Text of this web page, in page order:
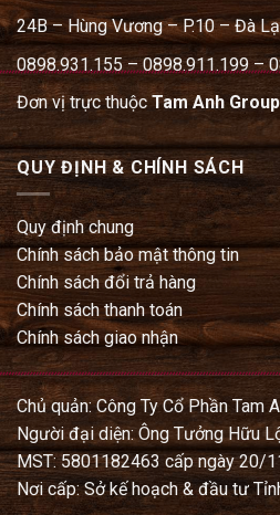
24B – Hùng Vương – P.10 – Đà
0898.931.155 – 0898.911.199 –
Đơn vị trực thuộcTam Anh Group
QUY ĐỊNH & CHÍNH SÁCH
Quy định chung
Chính sách bảo mật thông tin
Chính sách đổi trả hàng
Chính sách thanh toán
Chính sách giao nhận
Chủ quản: Công Ty Cổ Phần Tam
Người đại diện: Ông Tưởng Hữu
MST: 5801182463 cấp ngày 20/
Nơi cấp: Sở kế hoạch & đầu tư